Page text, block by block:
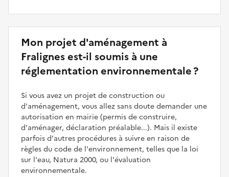
Mon projet d'aménagement à
Fralignes est-il soumis à une
réglementation environnementale ?
Si vous avez un projet de construction ou
d'aménagement, vous allez sans doute demander une
autorisation en mairie (permis de construire,
d'aménager, déclaration préalable...). Mais il existe
parfois d'autres procédures à suivre en raison de
règles du code de l'environnement, telles que la loi
sur l'eau, Natura 2000, ou l'évaluation
environnementale.